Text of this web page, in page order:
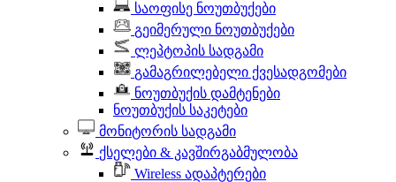
საოფისე ნოუთბუქები
გეიმერული ნოუთბუქები
ლეპტოპის სადგამი
გამაგრილებელი ქვესადგომები
ნოუთბუქის დამტენები
ნოუთბუქის საკეტები
მონიტორის სადგამი
ქსელები & კავშირგაბმულობა
Wireless ადაპტერები